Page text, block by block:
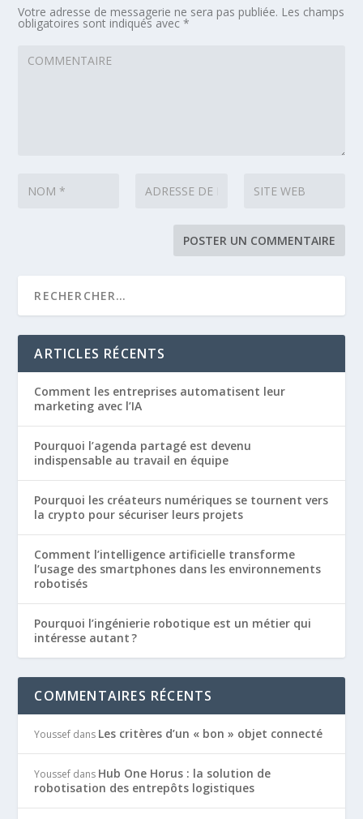
Votre adresse de messagerie ne sera pas publiée. Les champs
obligatoires sont indiqués avec*
ARTICLES RÉCENTS
Comment les entreprises automatisent leur
marketing avec l’IA
Pourquoi l’agenda partagé est devenu
indispensable au travail en équipe
Pourquoi les créateurs numériques se tournent vers
la crypto pour sécuriser leurs projets
Comment l’intelligence artificielle transforme
l’usage des smartphones dans les environnements
robotisés
Pourquoi l’ingénierie robotique est un métier qui
intéresse autant ?
COMMENTAIRES RÉCENTS
Youssef dans Les critères d’un « bon » objet connecté
Youssef dans Hub One Horus : la solution de
robotisation des entrepôts logistiques